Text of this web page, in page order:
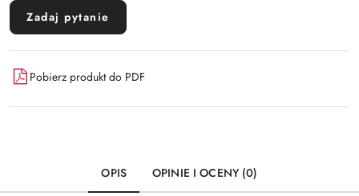
Zadaj pytanie
Pobierz produkt do PDF
OPIS OPINIE I OCENY (0)